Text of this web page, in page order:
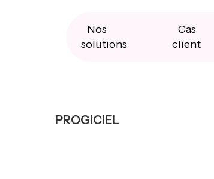
Nos
solutions
Cas
client
PROGICIEL